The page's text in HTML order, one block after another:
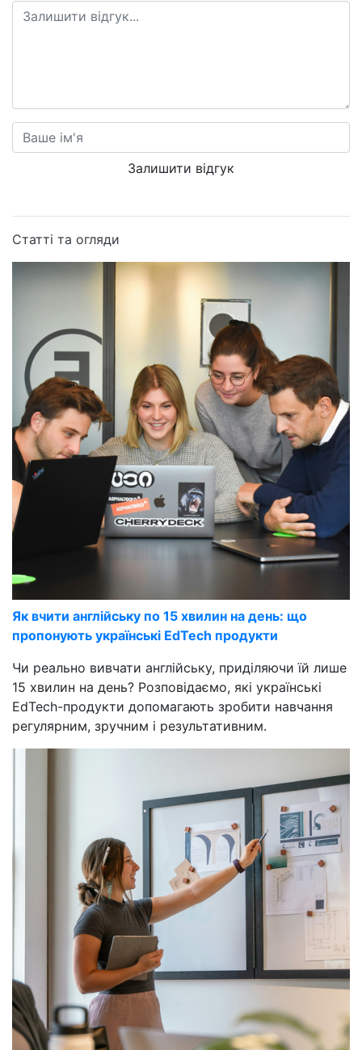
Залишити відгук
Статті та огляди
Як вчити англійську по 15 хвилин на день: що
пропонують українські EdTech продукти
Чи реально вивчати англійську, приділяючи їй лише
15 хвилин на день? Розповідаємо, які українські
EdTech-продукти допомагають зробити навчання
регулярним, зручним і результативним.